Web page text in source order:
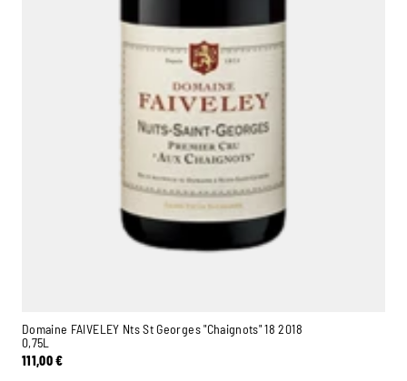
Domaine FAIVELEY Nts St Georges "Chaignots" 18 2018
0,75L
111,00€